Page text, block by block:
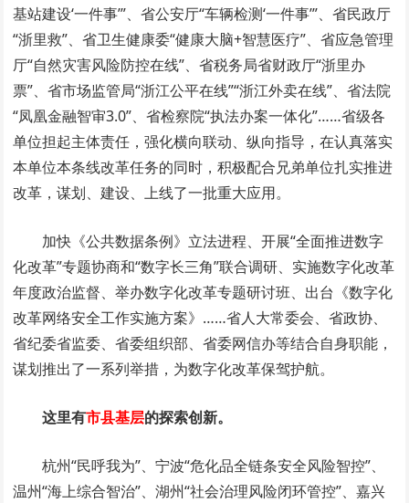
基站建设‘一件事’”、省公安厅“车辆检测‘一件事’”、省民政厅
“浙里救”、省卫生健康委“健康大脑+智慧医疗”、省应急管理
厅“自然灾害风险防控在线”、省税务局省财政厅“浙里办
票”、省市场监管局“浙江公平在线”“浙江外卖在线”、省法院
“凤凰金融智审3.0”、省检察院“执法办案一体化”……省级各
单位担起主体责任，强化横向联动、纵向指导，在认真落实
本单位本条线改革任务的同时，积极配合兄弟单位扎实推进
改革，谋划、建设、上线了一批重大应用。
加快《公共数据条例》立法进程、开展“全面推进数字
化改革”专题协商和“数字长三角”联合调研、实施数字化改革
年度政治监督、举办数字化改革专题研讨班、出台《数字化
改革网络安全工作实施方案》……省人大常委会、省政协、
省纪委省监委、省委组织部、省委网信办等结合自身职能，
谋划推出了一系列举措，为数字化改革保驾护航。
这里有市县基层的探索创新。
杭州“民呼我为”、宁波“危化品全链条安全风险智控”、
温州“海上综合智治”、湖州“社会治理风险闭环管控”、嘉兴